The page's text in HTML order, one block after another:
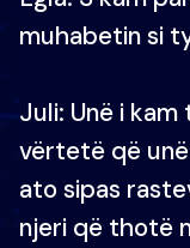
muhabetin si
Juli: Unë i
vërtetë që
ato sipas
njeri që thotë